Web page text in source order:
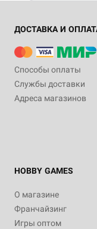
ДОСТАВКА И
Способы оплаты
Службы доставки
Адреса магазинов
HOBBY GAMES
О магазине
Франчайзинг
Игры оптом